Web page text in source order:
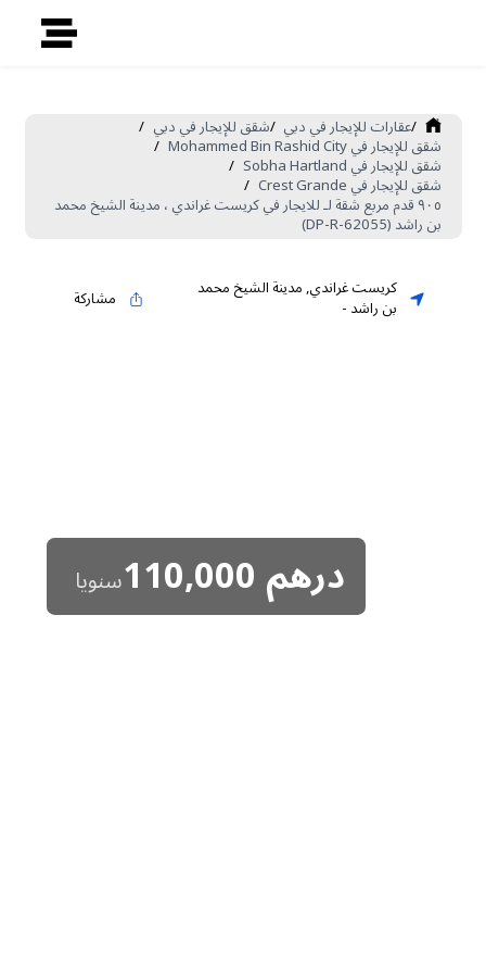
/عقارات للإيجار في دبي /شقق للإيجار في دبي /
شقق للإيجار في Mohammed Bin Rashid City /
شقق للإيجار في Sobha Hartland /
شقق للإيجار في Crest Grande /
٩٠٥ قدم مربع شقة لـ للايجار في كريست غراندي ، مدينة الشيخ محمد
بن راشد (DP-R-62055)
كريست غراندي,مدينة الشيخ محمد
بن راشد- مشاركة
درهم110,000سنويا